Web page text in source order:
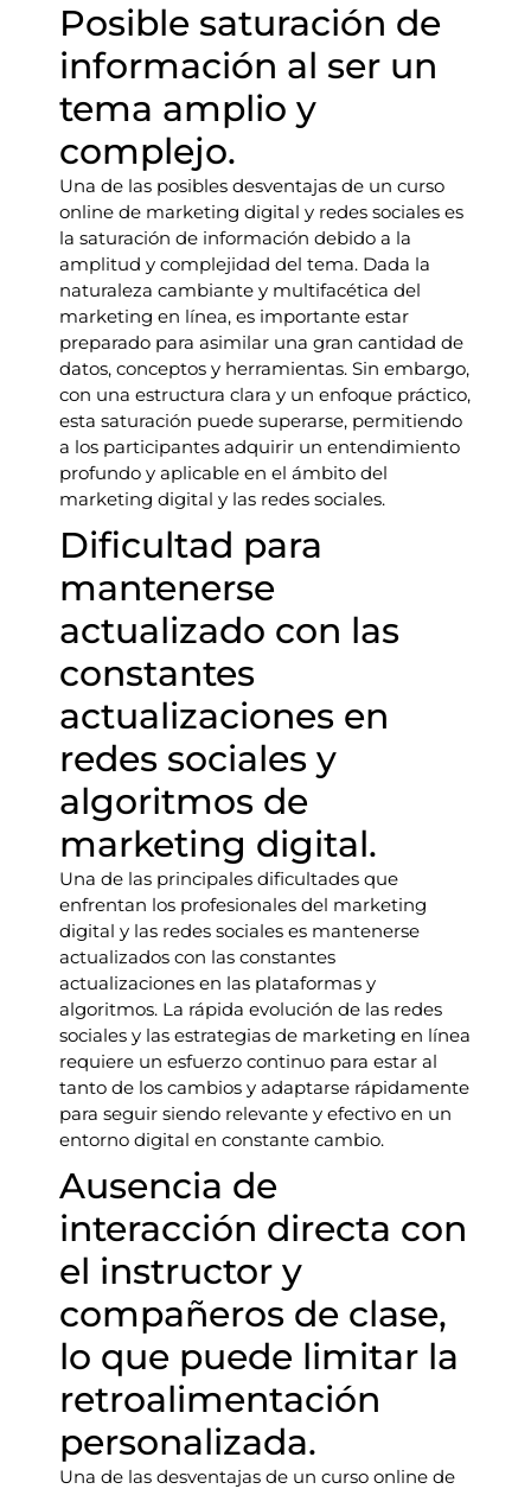
Posible saturación de
información al ser un
tema amplio y
complejo.
Una de las posibles desventajas de un curso
online de marketing digital y redes sociales es
la saturación de información debido a la
amplitud y complejidad del tema. Dada la
naturaleza cambiante y multifacética del
marketing en línea, es importante estar
preparado para asimilar una gran cantidad de
datos, conceptos y herramientas. Sin embargo,
con una estructura clara y un enfoque práctico,
esta saturación puede superarse, permitiendo
a los participantes adquirir un entendimiento
profundo y aplicable en el ámbito del
marketing digital y las redes sociales.
Dificultad para
mantenerse
actualizado con las
constantes
actualizaciones en
redes sociales y
algoritmos de
marketing digital.
Una de las principales dificultades que
enfrentan los profesionales del marketing
digital y las redes sociales es mantenerse
actualizados con las constantes
actualizaciones en las plataformas y
algoritmos. La rápida evolución de las redes
sociales y las estrategias de marketing en línea
requiere un esfuerzo continuo para estar al
tanto de los cambios y adaptarse rápidamente
para seguir siendo relevante y efectivo en un
entorno digital en constante cambio.
Ausencia de
interacción directa con
el instructor y
compañeros de clase,
lo que puede limitar la
retroalimentación
personalizada.
Una de las desventajas de un curso online de